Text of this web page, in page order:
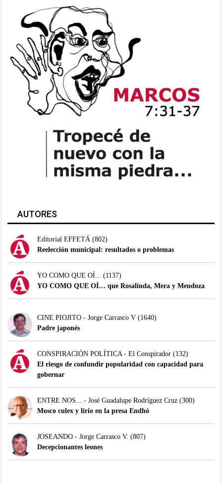
AUTORES
Editorial EFFETÁ (802)
Reelección municipal: resultados o problemas
YO COMO QUE OÍ...
(1137)
YO COMO QUE OÍ… que Rosalinda, Mera y Mendoza
CINE PIOJITO - Jorge Carrasco V(1640)
Padre japonés
CONSPIRACIÓN POLÍTICA - El Conspirador(132)
El riesgo de confundir popularidad con capacidad para
gobernar
ENTRE NOS... - José Guadalupe Rodríguez Cruz(300)
Mosco culex y lirio en la presa Endhó
JOSEANDO - Jorge Carrasco V. (807)
Decepcionantes leones